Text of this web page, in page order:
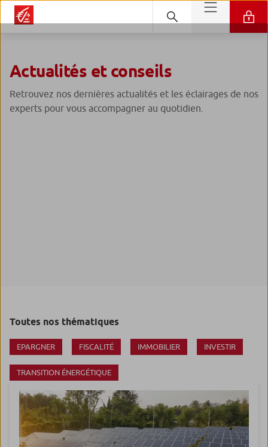
Actualités et conseils
Retrouvez nos dernières actualités et les éclairages de nos
experts pour vous accompagner au quotidien.
Toutes nos thématiques
EPARGNER FISCALITÉ IMMOBILIER INVESTIR
TRANSITION ÉNERGÉTIQUE